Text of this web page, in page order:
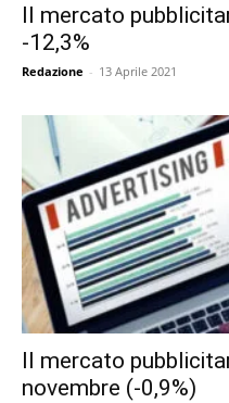
Il mercato
-12,3%
Redazione - 13 Aprile 2021
Il mercato
novembre (-0,9%)